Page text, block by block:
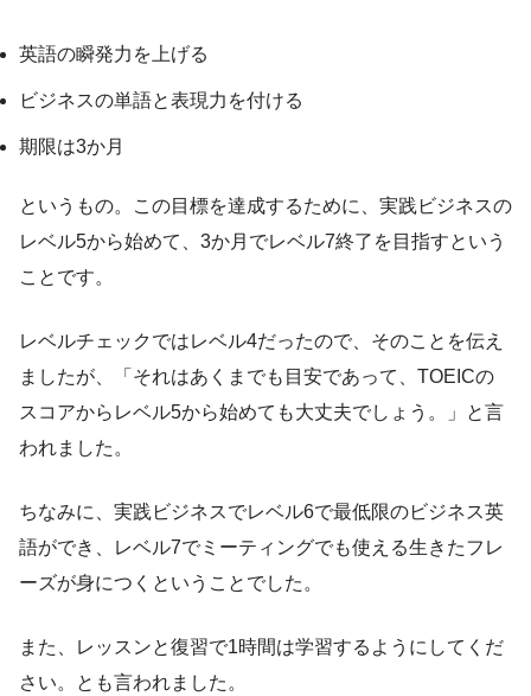
英語の瞬発力を上げる
ビジネスの単語と表現力を付ける
期限は3か月
というもの。この目標を達成するために、実践ビジネスの
レベル5から始めて、3か月でレベル7終了を目指すという
ことです。
レベルチェックではレベル4だったので、そのことを伝え
ましたが、「それはあくまでも目安であって、TOEICの
スコアからレベル5から始めても大丈夫でしょう。」と言
われました。
ちなみに、実践ビジネスでレベル6で最低限のビジネス英
語ができ、レベル7でミーティングでも使える生きたフレ
ーズが身につくということでした。
また、レッスンと復習で1時間は学習するようにしてくだ
さい。とも言われました。